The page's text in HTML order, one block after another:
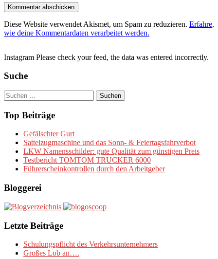
Diese Website verwendet Akismet, um Spam zu reduzieren. Erfahre,
wie deine Kommentardaten verarbeitet werden.
Instagram Please check your feed, the data was entered incorrectly.
Suche
Suchen
nach:
Top Beiträge
Gefälschter Gurt
Sattelzugmaschine und das Sonn- & Feiertagsfahrverbot
LKW Namensschilder: gute Qualität zum günstigen Preis
Testbericht TOMTOM TRUCKER 6000
Führerscheinkontrollen durch den Arbeitgeber
Bloggerei
Letzte Beiträge
Schulungspflicht des Verkehrsunternehmers
Großes Lob an….